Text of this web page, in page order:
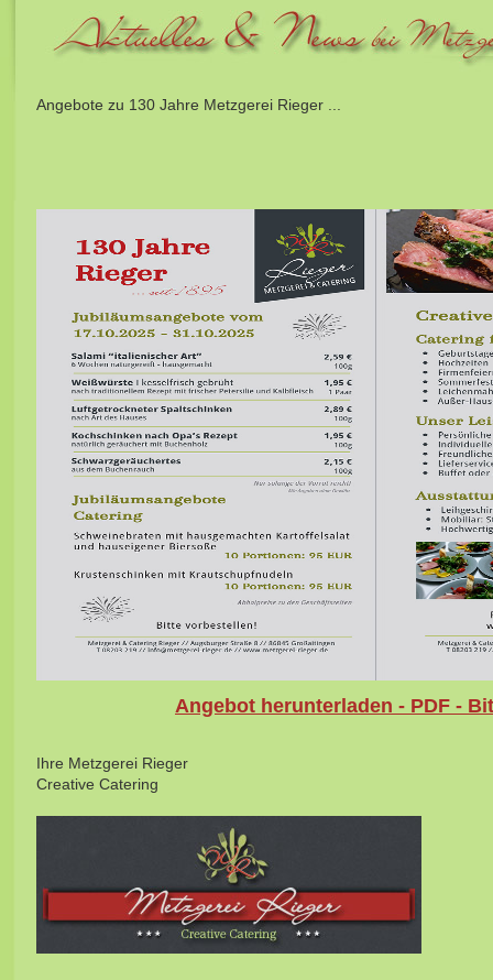
Angebote zu 130 Jahre Metzgerei Rieger ...
Angebot herunterladen - PDF -
Ihre Metzgerei Rieger
Creative Catering